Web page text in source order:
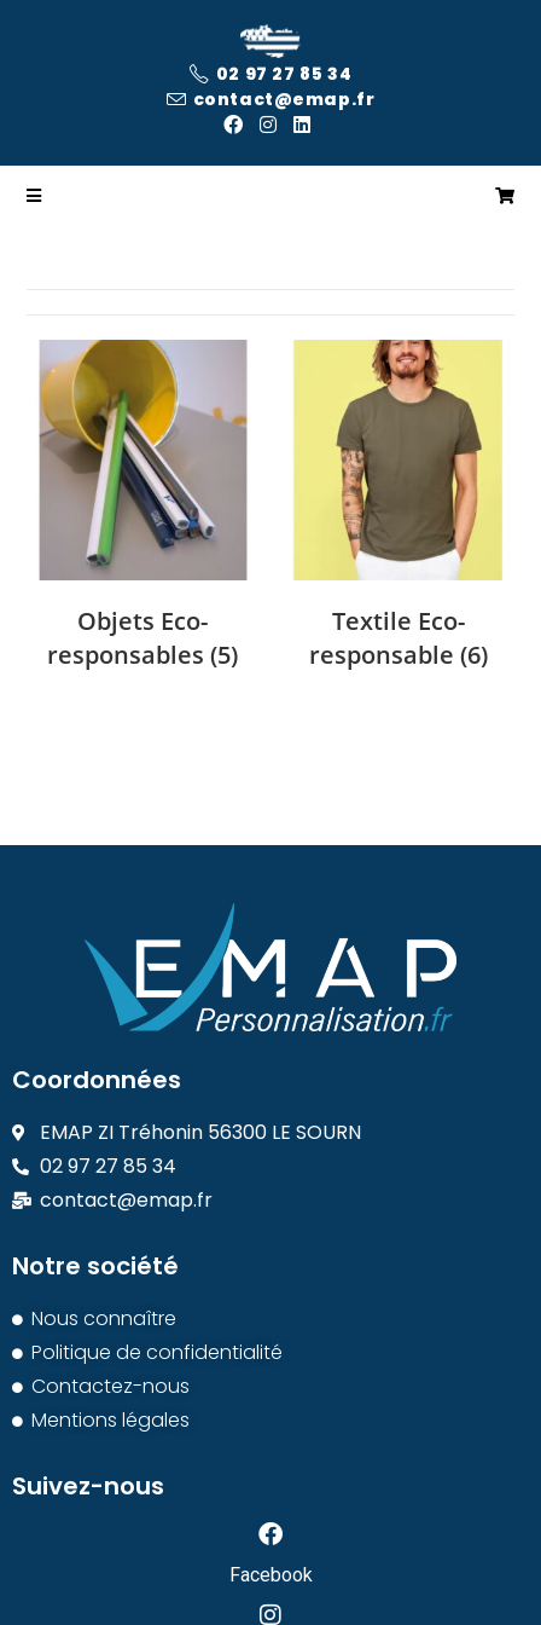
02 97 27 85 34
contact@emap.fr
Objets Eco-
responsables(5)
Textile Eco-
responsable (6)
Coordonnées
EMAP ZI Tréhonin 56300 LE SOURN
02 97 27 85 34
contact@emap.fr
Notre société
Nous connaître
Politique de confidentialité
Contactez-nous
Mentions légales
Suivez-nous
Facebook